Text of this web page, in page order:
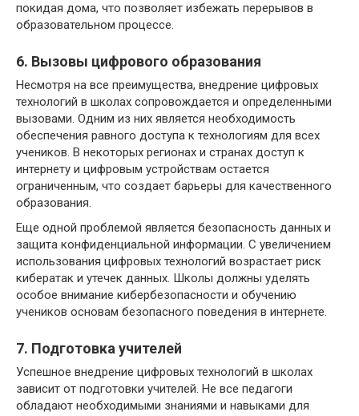
покидая дома, что позволяет избежать перерывов в
образовательном процессе.
6. Вызовы цифрового образования
Несмотря на все преимущества, внедрение цифровых
технологий в школах сопровождается и определенными
вызовами. Одним из них является необходимость
обеспечения равного доступа к технологиям для всех
учеников. В некоторых регионах и странах доступ к
интернету и цифровым устройствам остается
ограниченным, что создает барьеры для качественного
образования.
Еще одной проблемой является безопасность данных и
защита конфиденциальной информации. С увеличением
использования цифровых технологий возрастает риск
кибератак и утечек данных. Школы должны уделять
особое внимание кибербезопасности и обучению
учеников основам безопасного поведения в интернете.
7. Подготовка учителей
Успешное внедрение цифровых технологий в школах
зависит от подготовки учителей. Не все педагоги
обладают необходимыми знаниями и навыками для